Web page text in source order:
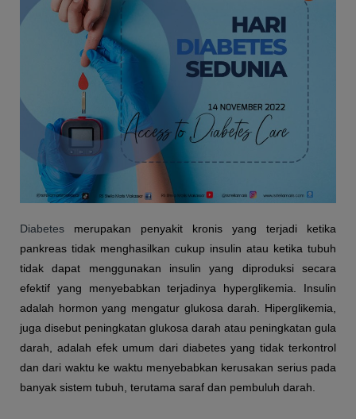
Diabetes merupakan penyakit kronis yang terjadi ketika
pankreas tidak menghasilkan cukup insulin atau ketika tubuh
tidak dapat menggunakan insulin yang diproduksi secara
efektif yang menyebabkan terjadinya hyperglikemia. Insulin
adalah hormon yang mengatur glukosa darah. Hiperglikemia,
juga disebut peningkatan glukosa darah atau peningkatan gula
darah, adalah efek umum dari diabetes yang tidak terkontrol
dan dari waktu ke waktu menyebabkan kerusakan serius pada
banyak sistem tubuh, terutama saraf dan pembuluh darah.